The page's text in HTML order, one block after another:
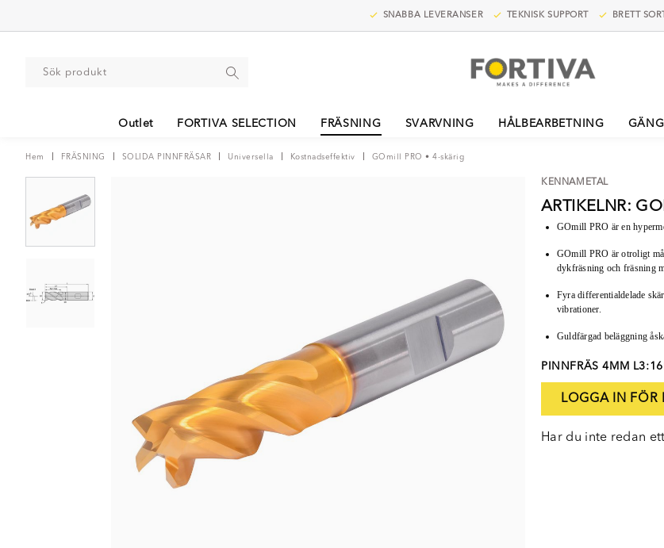
SNABBA LEVERANSER TEKNISK SUPPORT BRETT
Outlet FORTIVA SELECTION FRÄSNING SVARVNING HÅLBEARBETNING
Hem FRÄSNING SOLIDA PINNFRÄSAR Universella Kostnadseffektiv GOmill PRO • 4-skärig
KENNAMETAL
ARTIKELNR:
GOmill PRO är en
GOmill PRO är otroligt
dykfräsning och fräsning
Fyra differentialdelade
vibrationer.
Guldfärgad beläggning
PINNFRÄS 4MM
LOGGA IN FÖR
Har du inte redan